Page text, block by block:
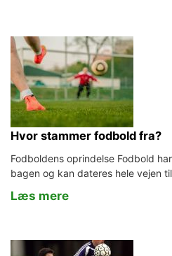
Hvor stammer fodbold fra?
Fodboldens oprindelse Fodbold
bagen og kan dateres hele vejen
Læs mere